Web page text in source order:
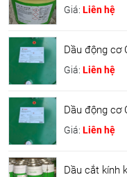
Giá: Liên hệ
Dầu động cơ
Giá: Liên hệ
Dầu động cơ
Giá: Liên hệ
Dầu cắt kính